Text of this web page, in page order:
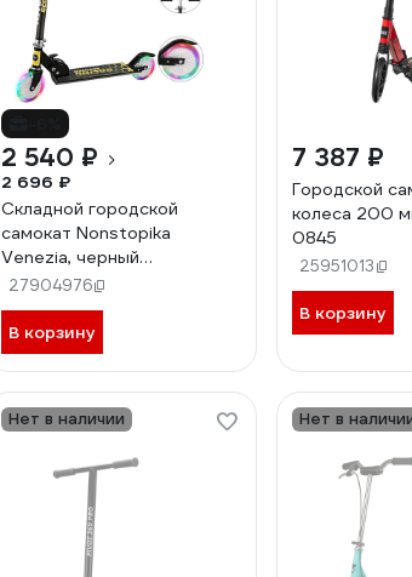
2 540 ₽
2 696 ₽
Складной городской
самокат Nonstopika
Venezia, черный
venezia_black
27904976
В корзину
7 387 ₽
Городской
колеса 200
0845
25951013
В корзину
Нет в наличии Нет в